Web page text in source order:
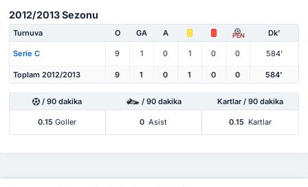
2012/2013 Sezonu
Turnuva O GA A PEN Dk'
Serie C 9 1 0 1 0 0 584'
Toplam 2012/2013 9 1 0 1 0 0 584'
/ 90 dakika / 90 dakika Kartlar / 90 dakika
0.15 Goller 0 Asist 0.15 Kartlar